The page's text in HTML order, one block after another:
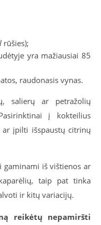
rūšies);
yra mažiausiai 85
raudonasis vynas.
salierų ar petražolių
į kokteilius
ar įpilti išspaustų citrinų
gaminami iš vištienos ar
taip pat tinka
ir kitų variacijų.
reikėtų nepamiršti